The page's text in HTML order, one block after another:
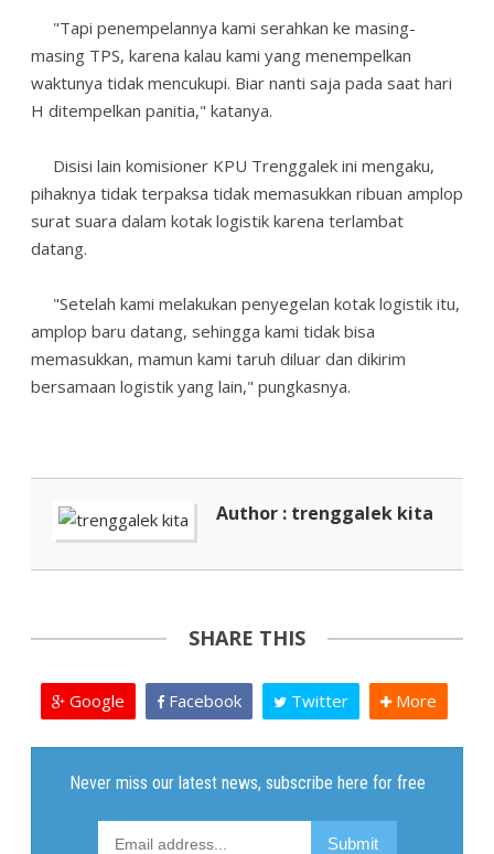
"Tapi penempelannya kami serahkan ke masing-
masing TPS, karena kalau kami yang menempelkan
waktunya tidak mencukupi. Biar nanti saja pada saat hari
H ditempelkan panitia," katanya.
Disisi lain komisioner KPU Trenggalek ini mengaku,
pihaknya tidak terpaksa tidak memasukkan ribuan amplop
surat suara dalam kotak logistik karena terlambat
datang.
"Setelah kami melakukan penyegelan kotak logistik itu,
amplop baru datang, sehingga kami tidak bisa
memasukkan, mamun kami taruh diluar dan dikirim
bersamaan logistik yang lain," pungkasnya.
Author : trenggalek kita
SHARE THIS
Google Facebook Twitter More